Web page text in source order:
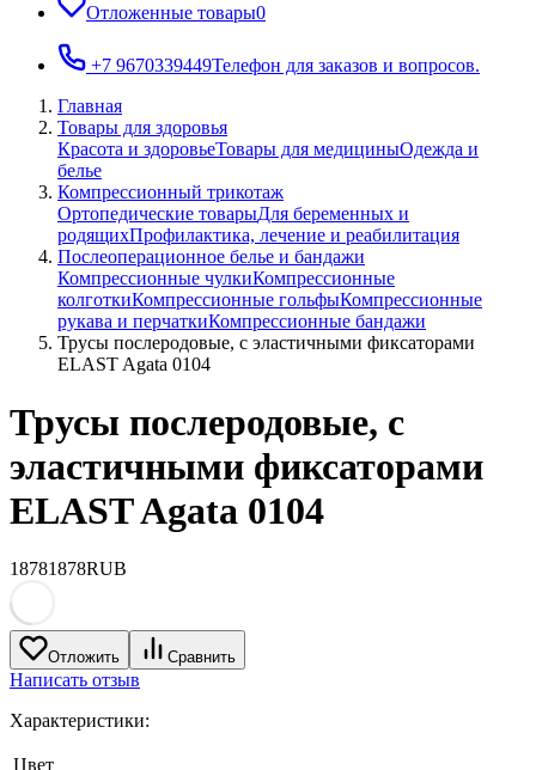
Отложенные товары0
+7 9670339449Телефон для заказов и вопросов.
Главная
Товары для здоровья
Красота и здоровьеТовары для медициныОдежда и
белье
Компрессионный трикотаж
Ортопедические товарыДля беременных и
родящихПрофилактика, лечение и реабилитация
Послеоперационное белье и бандажи
Компрессионные чулкиКомпрессионные
колготкиКомпрессионные гольфыКомпрессионные
рукава и перчаткиКомпрессионные бандажи
Трусы послеродовые, с эластичными фиксаторами
ELAST Agata 0104
Трусы послеродовые, с
эластичными фиксаторами
ELAST Agata 0104
18781878RUB
Отложить Сравнить
Написать отзыв
Характеристики:
Цвет